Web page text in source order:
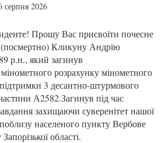
серпня 2026
Прошу Вас присвоїти почесне
(посмертно) Кликуну Андрію
р.н., який загинув
розрахунку мінометного
3 десантно-штурмового
А2582.Загинув під час
захищаючи суверенітет нашої
поблизу населеного пункту Вербове
області.